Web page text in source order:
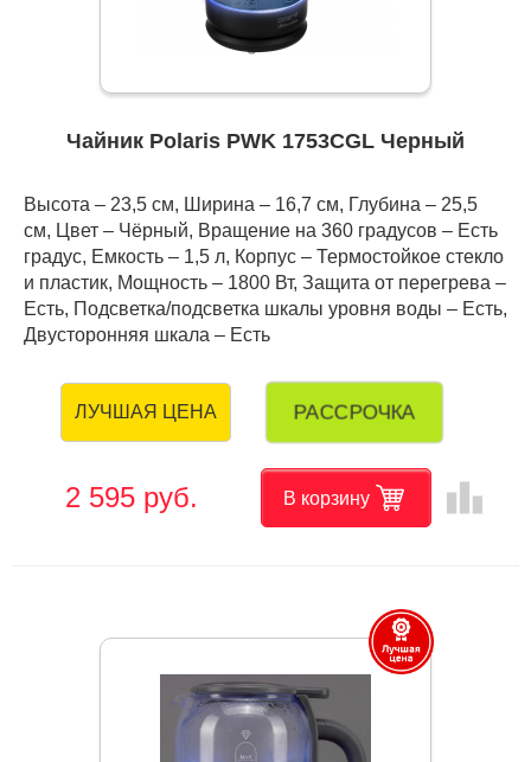
Чайник Polaris PWK 1753CGL Черный
Высота – 23,5 см, Ширина – 16,7 см, Глубина – 25,5
см, Цвет – Чёрный, Вращение на 360 градусов – Есть
градус, Емкость – 1,5 л, Корпус – Термостойкое стекло
и пластик, Мощность – 1800 Вт, Защита от перегрева –
Есть, Подсветка/подсветка шкалы уровня воды – Есть,
Двусторонняя шкала – Есть
ЛУЧШАЯ ЦЕНА РАССРОЧКА
2 595 руб. В корзину leaderboard